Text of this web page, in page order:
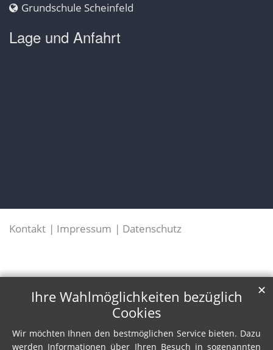
Grundschule Scheinfeld
Lage und Anfahrt
Kontakt Impressum Datenschutz
Ihre Wahlmöglichkeiten bezüglich
Cookies
Wir möchten Ihnen den bestmöglichen Service bieten. Dazu
werden Informationen über Ihren Besuch in sogenannten
✕